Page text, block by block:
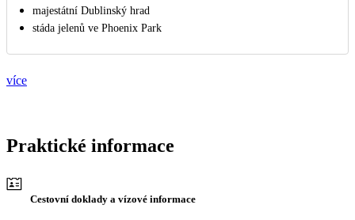
majestátní Dublinský hrad
stáda jelenů ve Phoenix Park
více
Praktické informace
Cestovní doklady a vízové informace